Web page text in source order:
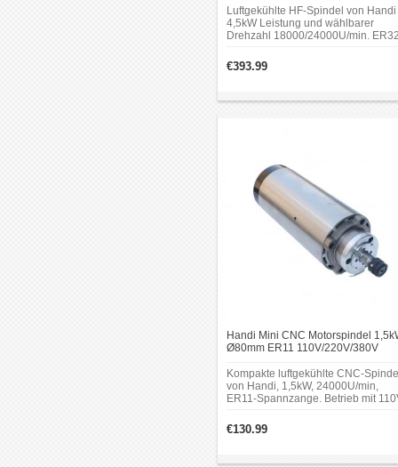
Luftgekühlte HF-Spindel von Handi
4,5kW Leistung und wählbarer
Drehzahl 18000/24000U/min.
380V möglich. Drehmoment bis
2,39Nm.
€393.99
Handi Mini CNC Motorspindel
Ø80mm ER11 110V/220V/380V
Kompakte luftgekühlte
von Handi, 1,5kW, 24000U/min,
ER11‑Spannzange. Betrieb mit
(stromabhängig). Frequenz 400Hz.
€130.99